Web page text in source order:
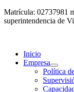
Matrícula: 02737981
superintendencia de
Inicio
Empresa
Política